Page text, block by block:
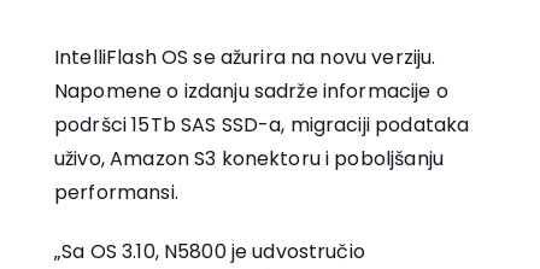
IntelliFlash OS se ažurira na novu verziju.
Napomene o izdanju sadrže informacije o
podršci 15Tb SAS SSD-a, migraciji podataka
uživo, Amazon S3 konektoru i poboljšanju
performansi.
„Sa OS 3.10, N5800 je udvostručio